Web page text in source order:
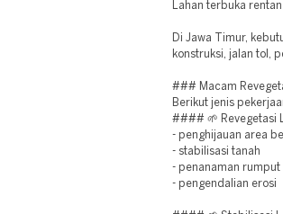
Lahan terbuka
Di Jawa Timur,
konstruksi, jalan tol,
### Macam
Berikut jenis
#### 🌱 Revegetasi
- penghijauan area
- stabilisasi tanah
- penanaman
- pengendalian erosi